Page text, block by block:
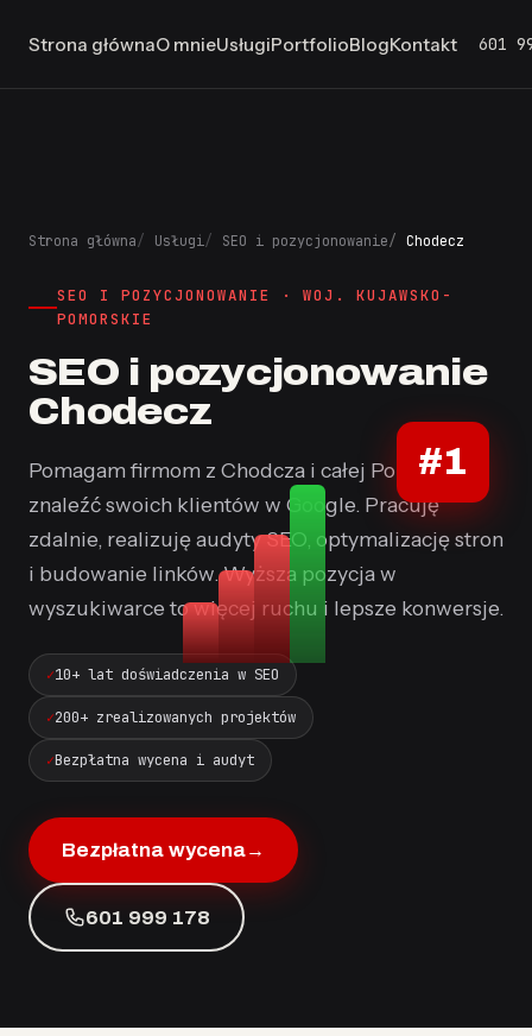
Strona głównaO mnieUsługiPortfolioBlogKontakt 601
#1
Strona główna Usługi SEO i pozycjonowanie Chodecz
SEO I POZYCJONOWANIE · WOJ. KUJAWSKO-
POMORSKIE
SEO i pozycjonowanie
Chodecz
Pomagam firmom z Chodcza i całej Polski
znaleźć swoich klientów w Google. Pracuję
zdalnie, realizuję audyty SEO, optymalizację stron
i budowanie linków. Wyższa pozycja w
wyszukiwarce to więcej ruchu i lepsze konwersje.
10+ lat doświadczenia w SEO
200+ zrealizowanych projektów
Bezpłatna wycena i audyt
Bezpłatna wycena→
601 999 178